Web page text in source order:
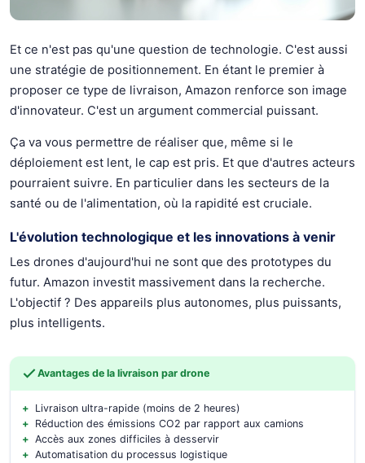
Et ce n'est pas qu'une question de technologie. C'est aussi
une stratégie de positionnement. En étant le premier à
proposer ce type de livraison, Amazon renforce son image
d'innovateur. C'est un argument commercial puissant.
Ça va vous permettre de réaliser que, même si le
déploiement est lent, le cap est pris. Et que d'autres acteurs
pourraient suivre. En particulier dans les secteurs de la
santé ou de l'alimentation, où la rapidité est cruciale.
L'évolution technologique et les innovations à venir
Les drones d'aujourd'hui ne sont que des prototypes du
futur. Amazon investit massivement dans la recherche.
L'objectif ? Des appareils plus autonomes, plus puissants,
plus intelligents.
Avantages de la livraison par drone
Livraison ultra-rapide (moins de 2 heures)
Réduction des émissions CO2 par rapport aux camions
Accès aux zones difficiles à desservir
Automatisation du processus logistique